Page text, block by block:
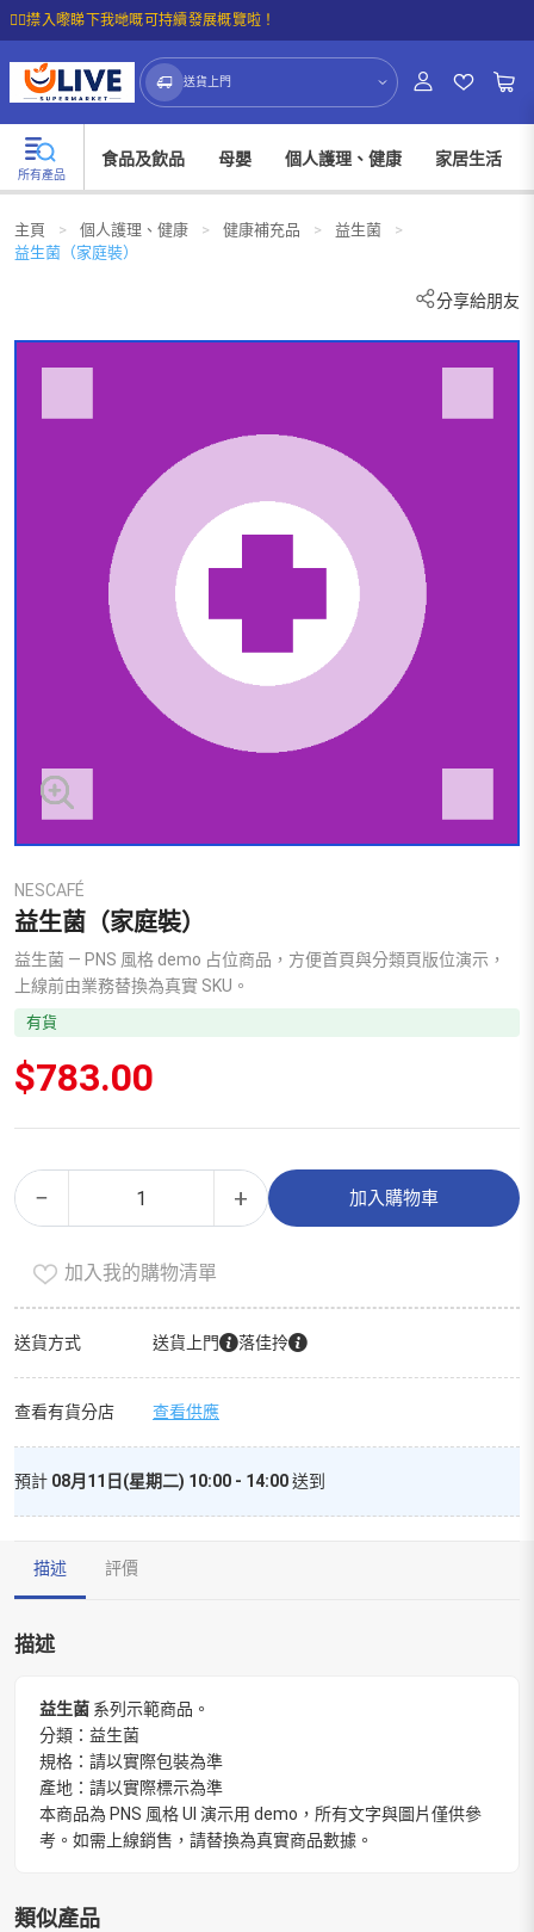
☝🏼㩒入嚟睇下我哋嘅可持續發展概覽啦！
送貨上門
所有產品
食品及飲品 母嬰 個人護理、健康 家居生活
主頁 > 個人護理、健康 > 健康補充品 > 益生菌
>
益生菌（家庭裝）
分享給朋友
NESCAFÉ
益生菌（家庭裝）
益生菌 — PNS 風格 demo 占位商品，方便首頁與分類頁版位演示，
上線前由業務替換為真實 SKU。
有貨
$783.00
−
益
生
（家
庭
裝）
+ 加入購物車
Alternative:
加入我的購物清單
送貨方式 送貨上門 落佳拎
查看有貨分店 查看供應
預計 08月11日(星期二) 10:00 - 14:00送到
描述 評價
描述
益生菌 系列示範商品。
分類：益生菌
規格：請以實際包裝為準
產地：請以實際標示為準
本商品為 PNS 風格 UI 演示用 demo，所有文字與圖片僅供參
考。如需上線銷售，請替換為真實商品數據。
類似產品